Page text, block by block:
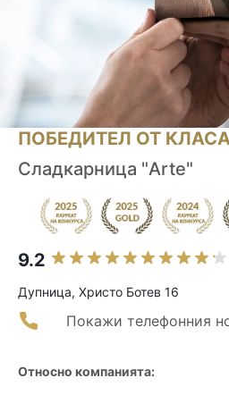
ПОБЕДИТЕЛ ОТ
Сладкарница "Arte"
9.2
Дупница, Христо Ботев 16
Покажи телефонния
Относно компанията: